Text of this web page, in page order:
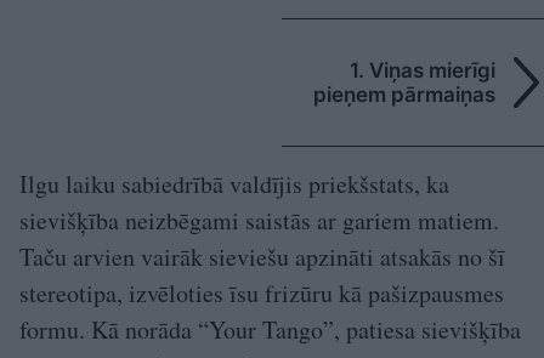
1. Viņas mierīgi
pieņem pārmaiņas
Ilgu laiku sabiedrībā valdījis priekšstats, ka
sievišķība neizbēgami saistās ar gariem matiem.
Taču arvien vairāk sieviešu apzināti atsakās no šī
stereotipa, izvēloties īsu frizūru kā pašizpausmes
formu. Kā norāda “Your Tango”, patiesa sievišķība